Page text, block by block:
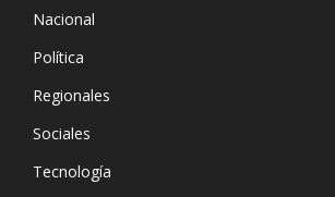
Nacional
Política
Regionales
Sociales
Tecnología